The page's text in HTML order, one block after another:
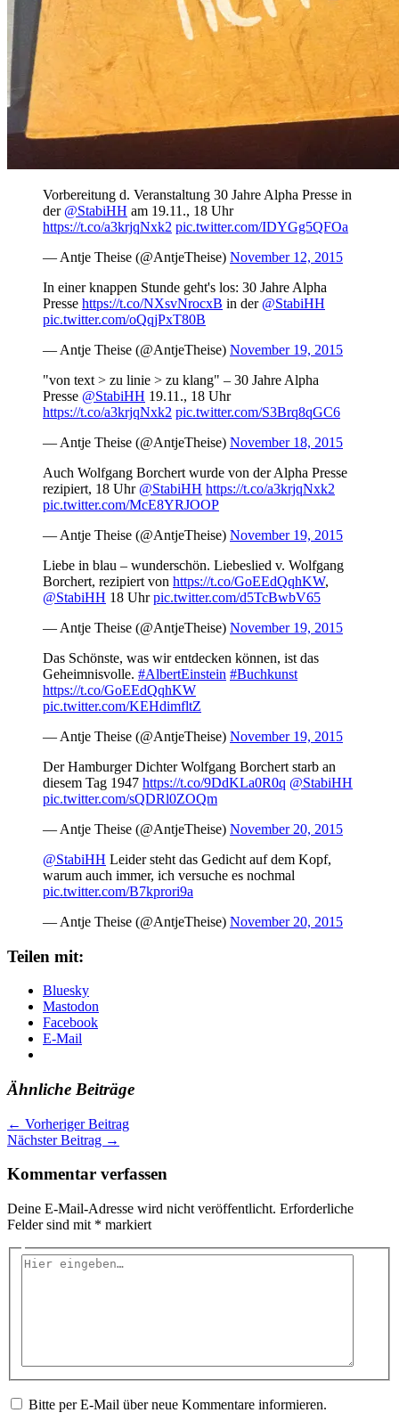
Vorbereitung d. Veranstaltung 30 Jahre Alpha Presse in
der @StabiHH am 19.11., 18 Uhr
https://t.co/a3krjqNxk2 pic.twitter.com/IDYGg5QFOa
— Antje Theise (@AntjeTheise) November 12, 2015
In einer knappen Stunde geht's los: 30 Jahre Alpha
Presse https://t.co/NXsvNrocxB in der @StabiHH
pic.twitter.com/oQqjPxT80B
— Antje Theise (@AntjeTheise) November 19, 2015
"von text > zu linie > zu klang" – 30 Jahre Alpha
Presse @StabiHH 19.11., 18 Uhr
https://t.co/a3krjqNxk2 pic.twitter.com/S3Brq8qGC6
— Antje Theise (@AntjeTheise) November 18, 2015
Auch Wolfgang Borchert wurde von der Alpha Presse
rezipiert, 18 Uhr @StabiHH https://t.co/a3krjqNxk2
pic.twitter.com/McE8YRJOOP
— Antje Theise (@AntjeTheise) November 19, 2015
Liebe in blau – wunderschön. Liebeslied v. Wolfgang
Borchert, rezipiert von https://t.co/GoEEdQqhKW,
@StabiHH 18 Uhrpic.twitter.com/d5TcBwbV65
— Antje Theise (@AntjeTheise) November 19, 2015
Das Schönste, was wir entdecken können, ist das
Geheimnisvolle. #AlbertEinstein #Buchkunst
https://t.co/GoEEdQqhKW
pic.twitter.com/KEHdimfltZ
— Antje Theise (@AntjeTheise) November 19, 2015
Der Hamburger Dichter Wolfgang Borchert starb an
diesem Tag 1947 https://t.co/9DdKLa0R0q @StabiHH
pic.twitter.com/sQDRl0ZOQm
— Antje Theise (@AntjeTheise) November 20, 2015
@StabiHH Leider steht das Gedicht auf dem Kopf,
warum auch immer, ich versuche es nochmal
pic.twitter.com/B7kprori9a
— Antje Theise (@AntjeTheise) November 20, 2015
Teilen mit:
Bluesky
Mastodon
Facebook
E-Mail
Ähnliche Beiträge
← Vorheriger Beitrag
Nächster Beitrag →
Kommentar verfassen
Deine E-Mail-Adresse wird nicht veröffentlicht. Erforderliche
Felder sind mit * markiert
Hier
Bitte per E-Mail über neue Kommentare informieren.